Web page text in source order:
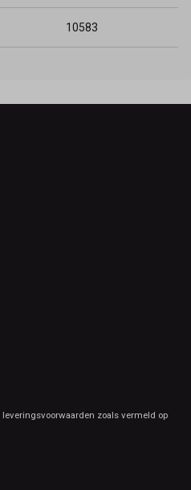
10583
zoals vermeld op